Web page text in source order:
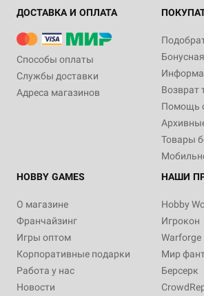
ДОСТАВКА И ОПЛАТА
Способы оплаты
Службы доставки
Адреса магазинов
Возврат
Помощь
Товары
HOBBY GAMES
О магазине
Франчайзинг
Игры оптом
Корпоративные подарки
Работа у нас
Новости
НАШИ
Hobby
Игрокон
Warforge
Мир
Берсерк